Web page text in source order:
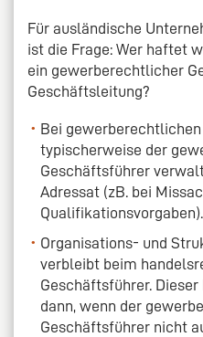
Für ausländische
ist die Frage: Wer haftet
ein gewerberechtlicher
Geschäftsleitung?
Bei
typischerweise der
Geschäftsführer
Adressat (zB. bei
Qualifikationsvorgaben).
Organisations- und
verbleibt beim
Geschäftsführer.
dann, wenn der
Geschäftsführer nicht